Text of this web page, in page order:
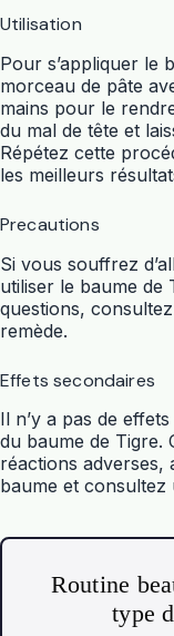
Utilisation
Pour s’appliquer le
morceau de pâte
mains pour le
du mal de tête et
Répétez cette
les meilleurs
Precautions
Si vous souffrez
utiliser le baume de
questions,
remède.
Effets secondaires
Il n’y a pas de
du baume de Tigre.
réactions adverses,
baume et consultez
Routine
type